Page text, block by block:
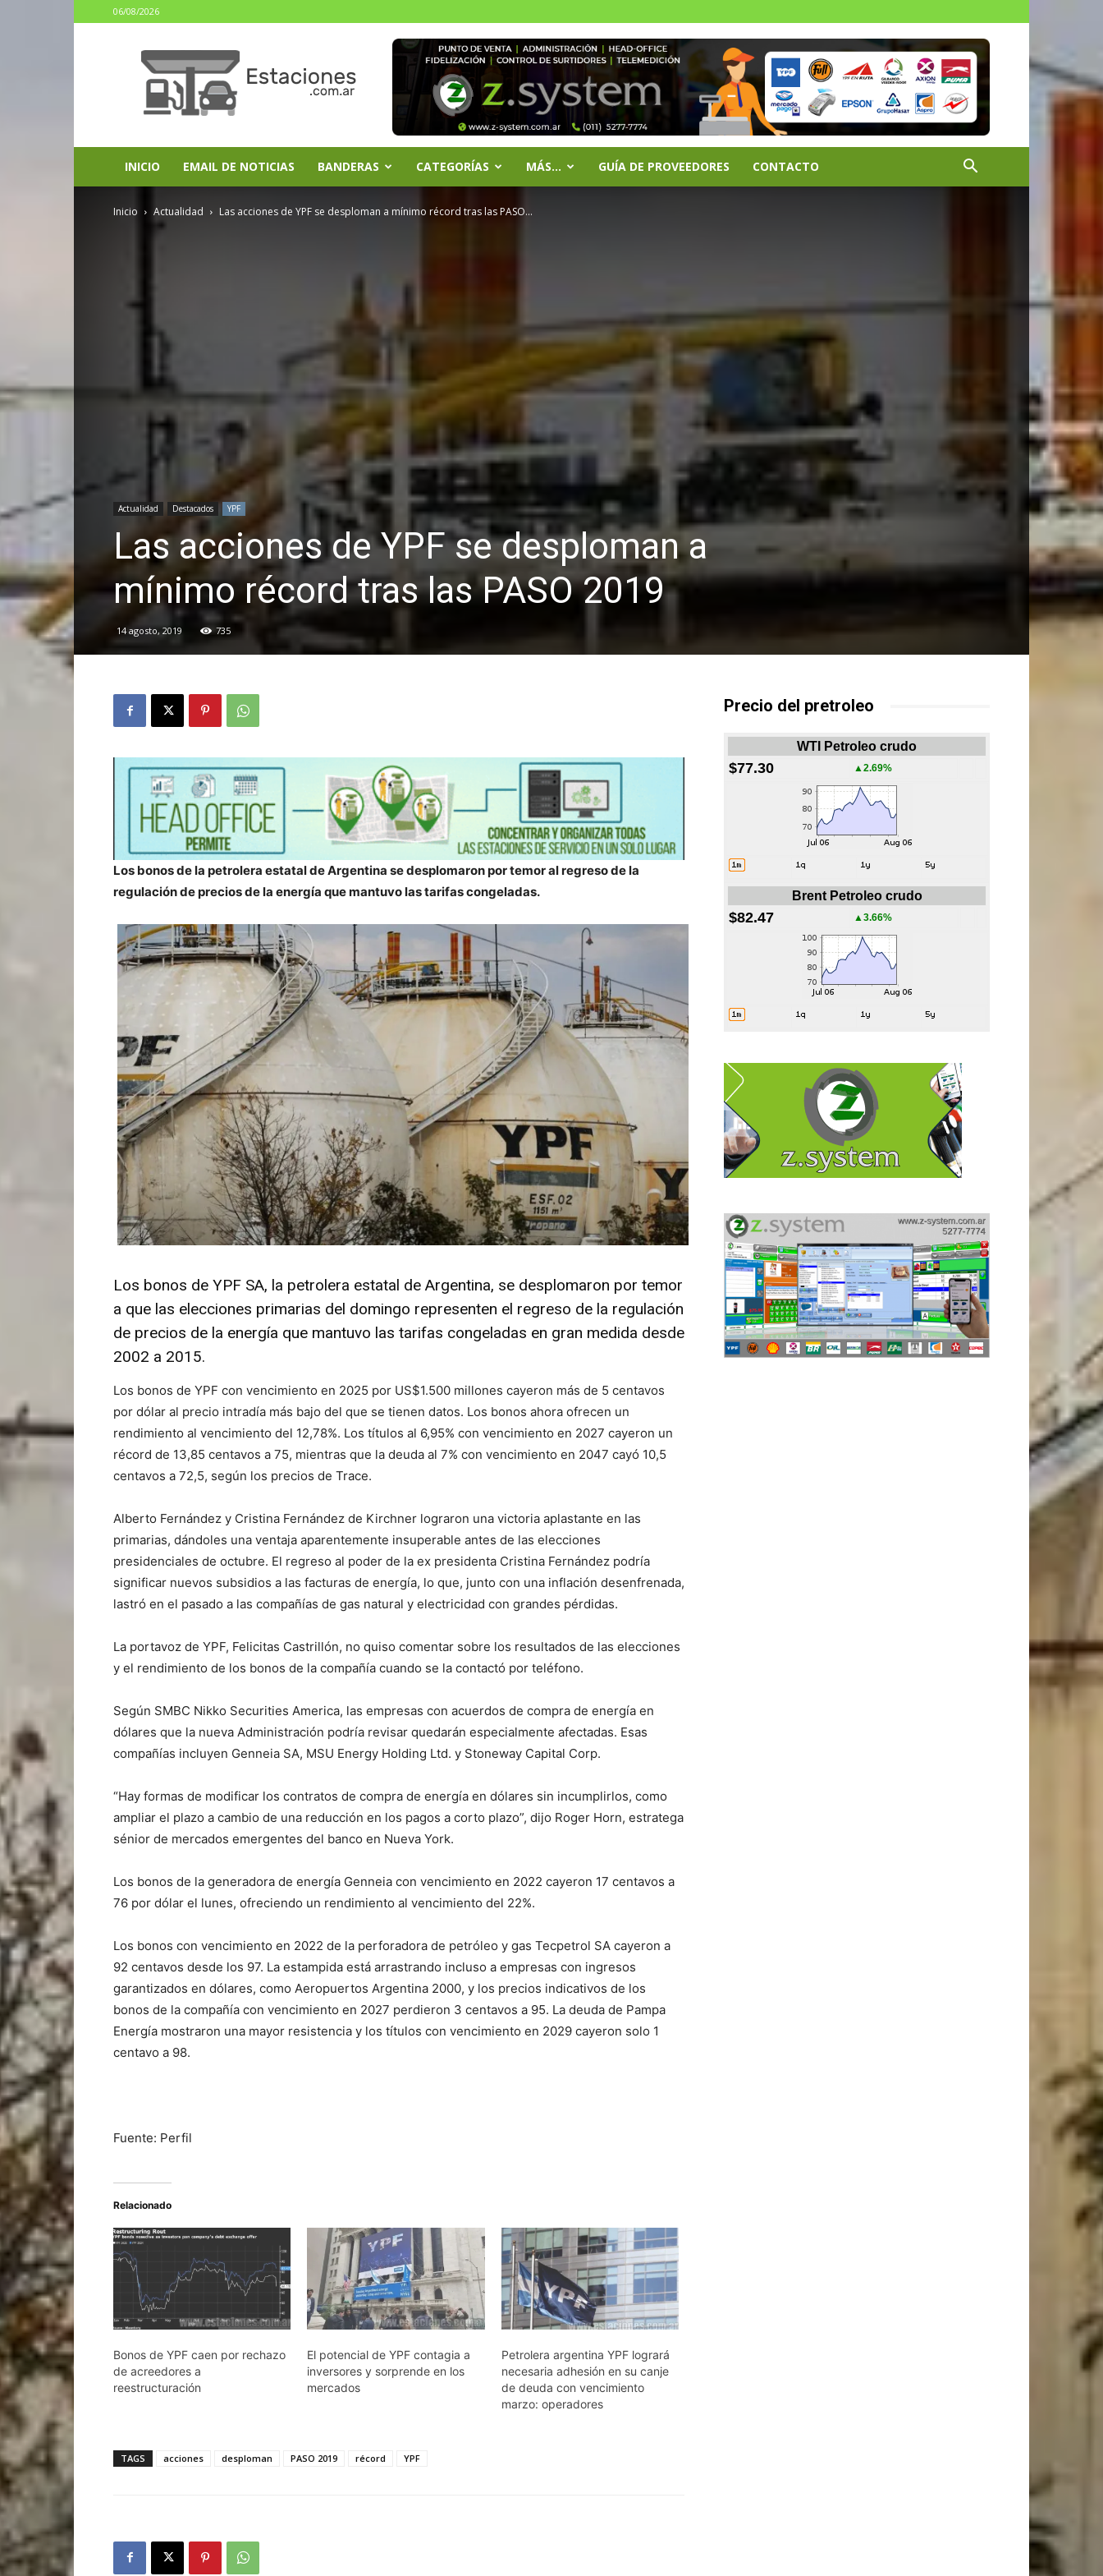
06/08/2026
INICIO EMAIL DE NOTICIAS BANDERAS CATEGORÍAS MÁS… GUÍA DE PROVEEDORES CONTACTO
Inicio Actualidad Las acciones de YPF se desploman a mínimo récord tras las PASO...
Actualidad Destacados YPF
Las acciones de YPF se desploman a
mínimo récord tras las PASO 2019
14 agosto, 2019 735
Los bonos de la petrolera estatal de Argentina se desplomaron por temor al regreso de la
regulación de precios de la energía que mantuvo las tarifas congeladas.
Los bonos de YPF SA, la petrolera estatal de Argentina, se desplomaron por temor
a que las elecciones primarias del domingo representen el regreso de la regulación
de precios de la energía que mantuvo las tarifas congeladas en gran medida desde
2002 a 2015.
Los bonos de YPF con vencimiento en 2025 por US$1.500 millones cayeron más de 5 centavos
por dólar al precio intradía más bajo del que se tienen datos. Los bonos ahora ofrecen un
rendimiento al vencimiento del 12,78%. Los títulos al 6,95% con vencimiento en 2027 cayeron un
récord de 13,85 centavos a 75, mientras que la deuda al 7% con vencimiento en 2047 cayó 10,5
centavos a 72,5, según los precios de Trace.
Alberto Fernández y Cristina Fernández de Kirchner lograron una victoria aplastante en las
primarias, dándoles una ventaja aparentemente insuperable antes de las elecciones
presidenciales de octubre. El regreso al poder de la ex presidenta Cristina Fernández podría
significar nuevos subsidios a las facturas de energía, lo que, junto con una inflación desenfrenada,
lastró en el pasado a las compañías de gas natural y electricidad con grandes pérdidas.
La portavoz de YPF, Felicitas Castrillón, no quiso comentar sobre los resultados de las elecciones
y el rendimiento de los bonos de la compañía cuando se la contactó por teléfono.
Según SMBC Nikko Securities America, las empresas con acuerdos de compra de energía en
dólares que la nueva Administración podría revisar quedarán especialmente afectadas. Esas
compañías incluyen Genneia SA, MSU Energy Holding Ltd. y Stoneway Capital Corp.
“Hay formas de modificar los contratos de compra de energía en dólares sin incumplirlos, como
ampliar el plazo a cambio de una reducción en los pagos a corto plazo”, dijo Roger Horn, estratega
sénior de mercados emergentes del banco en Nueva York.
Los bonos de la generadora de energía Genneia con vencimiento en 2022 cayeron 17 centavos a
76 por dólar el lunes, ofreciendo un rendimiento al vencimiento del 22%.
Los bonos con vencimiento en 2022 de la perforadora de petróleo y gas Tecpetrol SA cayeron a
92 centavos desde los 97. La estampida está arrastrando incluso a empresas con ingresos
garantizados en dólares, como Aeropuertos Argentina 2000, y los precios indicativos de los
bonos de la compañía con vencimiento en 2027 perdieron 3 centavos a 95. La deuda de Pampa
Energía mostraron una mayor resistencia y los títulos con vencimiento en 2029 cayeron solo 1
centavo a 98.
Fuente: Perfil
Relacionado
Bonos de YPF caen por rechazo
de acreedores a
reestructuración
El potencial de YPF contagia a
inversores y sorprende en los
mercados
Petrolera argentina YPF logrará
necesaria adhesión en su canje
de deuda con vencimiento
marzo: operadores
TAGS acciones desploman PASO 2019 récord YPF
Precio del pretroleo
WTI Petroleo crudo
$77.30 ▲2.69%
Brent Petroleo crudo
$82.47 ▲3.66%